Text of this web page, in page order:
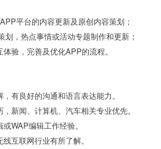
平台的内容更新及原创内容策划；
划，热点事情或活动专题制作和更新；
验，完善及优化APP的流程。
有良好的沟通和语言表达能力。
新闻、计算机、汽车相关专业优先。
WAP编辑工作经验。
互联网行业有所了解。